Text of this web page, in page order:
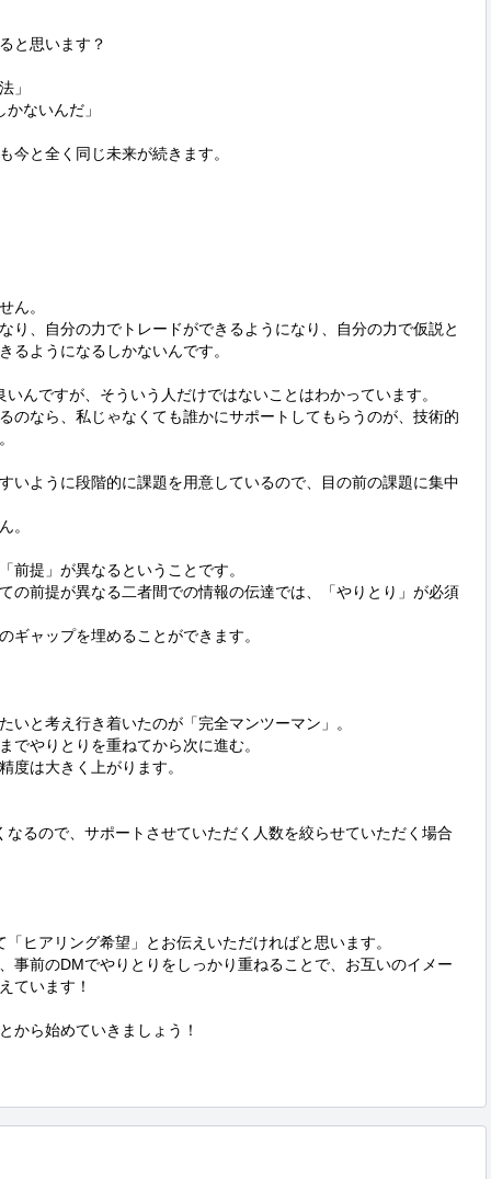
と思います？
」
ないんだ」
今と全く同じ未来が続きます。
ん。
り、自分の力でトレードができるようになり、自分の力で仮説と
るようになるしかないんです。
んですが、そういう人だけではないことはわかっています。
のなら、私じゃなくても誰かにサポートしてもらうのが、技術的
いように段階的に課題を用意しているので、目の前の課題に集中
。
前提」が異なるということです。
の前提が異なる二者間での情報の伝達では、「やりとり」が必須
ギャップを埋めることができます。
いと考え行き着いたのが「完全マンツーマン」。
でやりとりを重ねてから次に進む。
度は大きく上がります。
るので、サポートさせていただく人数を絞らせていただく場合
ヒアリング希望」とお伝えいただければと思います。
事前のDMでやりとりをしっかり重ねることで、お互いのイメー
ています！
から始めていきましょう！